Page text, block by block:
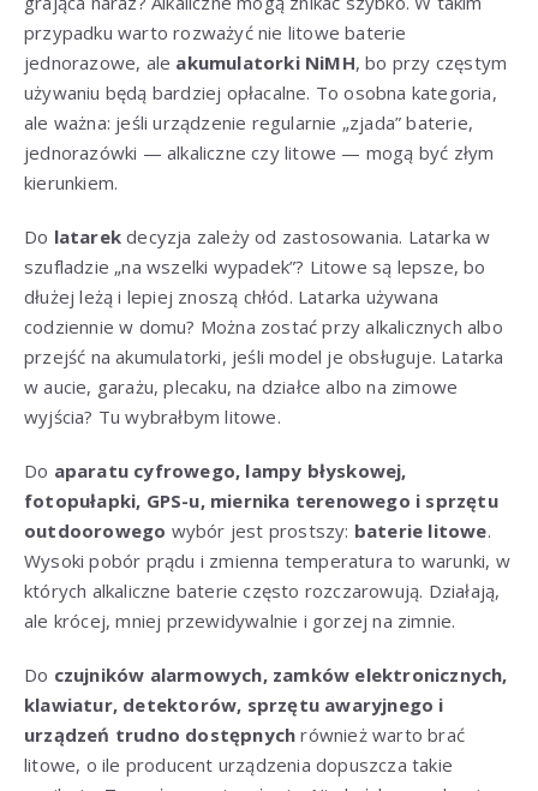
przypadku warto rozważyć nie litowe baterie
jednorazowe, ale akumulatorki NiMH, bo przy częstym
używaniu będą bardziej opłacalne. To osobna kategoria,
ale ważna: jeśli urządzenie regularnie „zjada” baterie,
jednorazówki — alkaliczne czy litowe — mogą być złym
kierunkiem.
Do latarek decyzja zależy od zastosowania. Latarka w
szufladzie „na wszelki wypadek”? Litowe są lepsze, bo
dłużej leżą i lepiej znoszą chłód. Latarka używana
codziennie w domu? Można zostać przy alkalicznych albo
przejść na akumulatorki, jeśli model je obsługuje. Latarka
w aucie, garażu, plecaku, na działce albo na zimowe
wyjścia? Tu wybrałbym litowe.
Do aparatu cyfrowego, lampy błyskowej,
fotopułapki, GPS-u, miernika terenowego i sprzętu
outdoorowego wybór jest prostszy: baterie litowe.
Wysoki pobór prądu i zmienna temperatura to warunki, w
których alkaliczne baterie często rozczarowują. Działają,
ale krócej, mniej przewidywalnie i gorzej na zimnie.
Do czujników alarmowych, zamków elektronicznych,
klawiatur, detektorów, sprzętu awaryjnego i
urządzeń trudno dostępnych również warto brać
litowe, o ile producent urządzenia dopuszcza takie